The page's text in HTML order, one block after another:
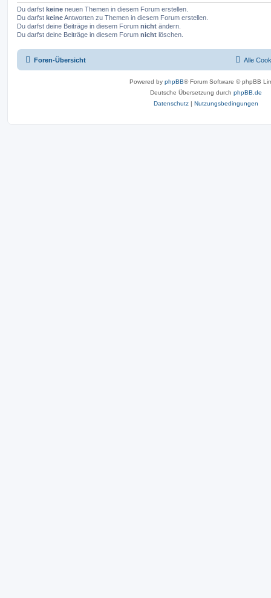
Du darfst keine neuen Themen in diesem Forum erstellen.
Du darfst keineAntworten zu Themen in diesem Forum erstellen.
Du darfst deine Beiträge in diesem Forum nicht ändern.
Du darfst deine Beiträge in diesem Forum nicht löschen.
Foren-Übersicht Alle
Powered by phpBB® Forum Software © phpBB
Deutsche Übersetzung durch phpBB.de
Datenschutz | Nutzungsbedingungen